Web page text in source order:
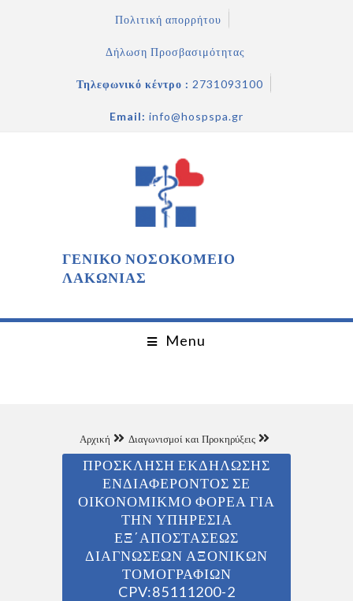
Πολιτική απορρήτου
Δήλωση Προσβασιμότητας
Τηλεφωνικό κέντρο : 2731093100
Email: info@hospspa.gr
ΓΕΝΙΚΟ ΝΟΣΟΚΟΜΕΙΟ
ΛΑΚΩΝΙΑΣ
Menu
Αρχική Διαγωνισμοί και Προκηρύξεις
ΠΡΟΣΚΛΗΣΗ ΕΚΔΗΛΩΣΗΣ
ΕΝΔΙΑΦΕΡΟΝΤΟΣ ΣΕ
ΟΙΚΟΝΟΜΙΚΜΟ ΦΟΡΕΑ ΓΙΑ
ΤΗΝ ΥΠΗΡΕΣΙΑ
ΕΞ΄ΑΠΟΣΤΑΣΕΩΣ
ΔΙΑΓΝΩΣΕΩΝ ΑΞΟΝΙΚΩΝ
ΤΟΜΟΓΡΑΦΙΩΝ
CPV:85111200-2